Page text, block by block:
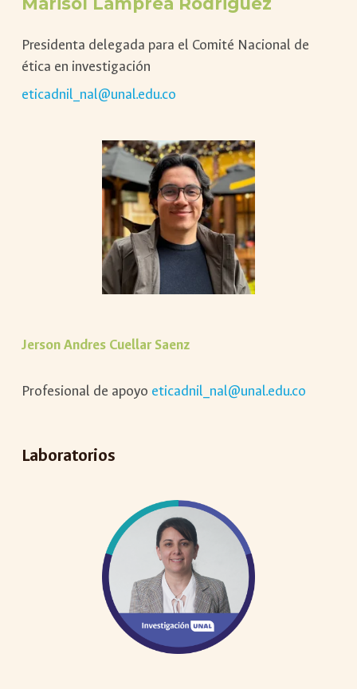
Presidenta delegada para el Comité Nacional de
ética en investigación
eticadnil_nal@unal.edu.co
Jerson Andres Cuellar Saenz
Profesional de apoyo eticadnil_nal@unal.edu.co
Laboratorios